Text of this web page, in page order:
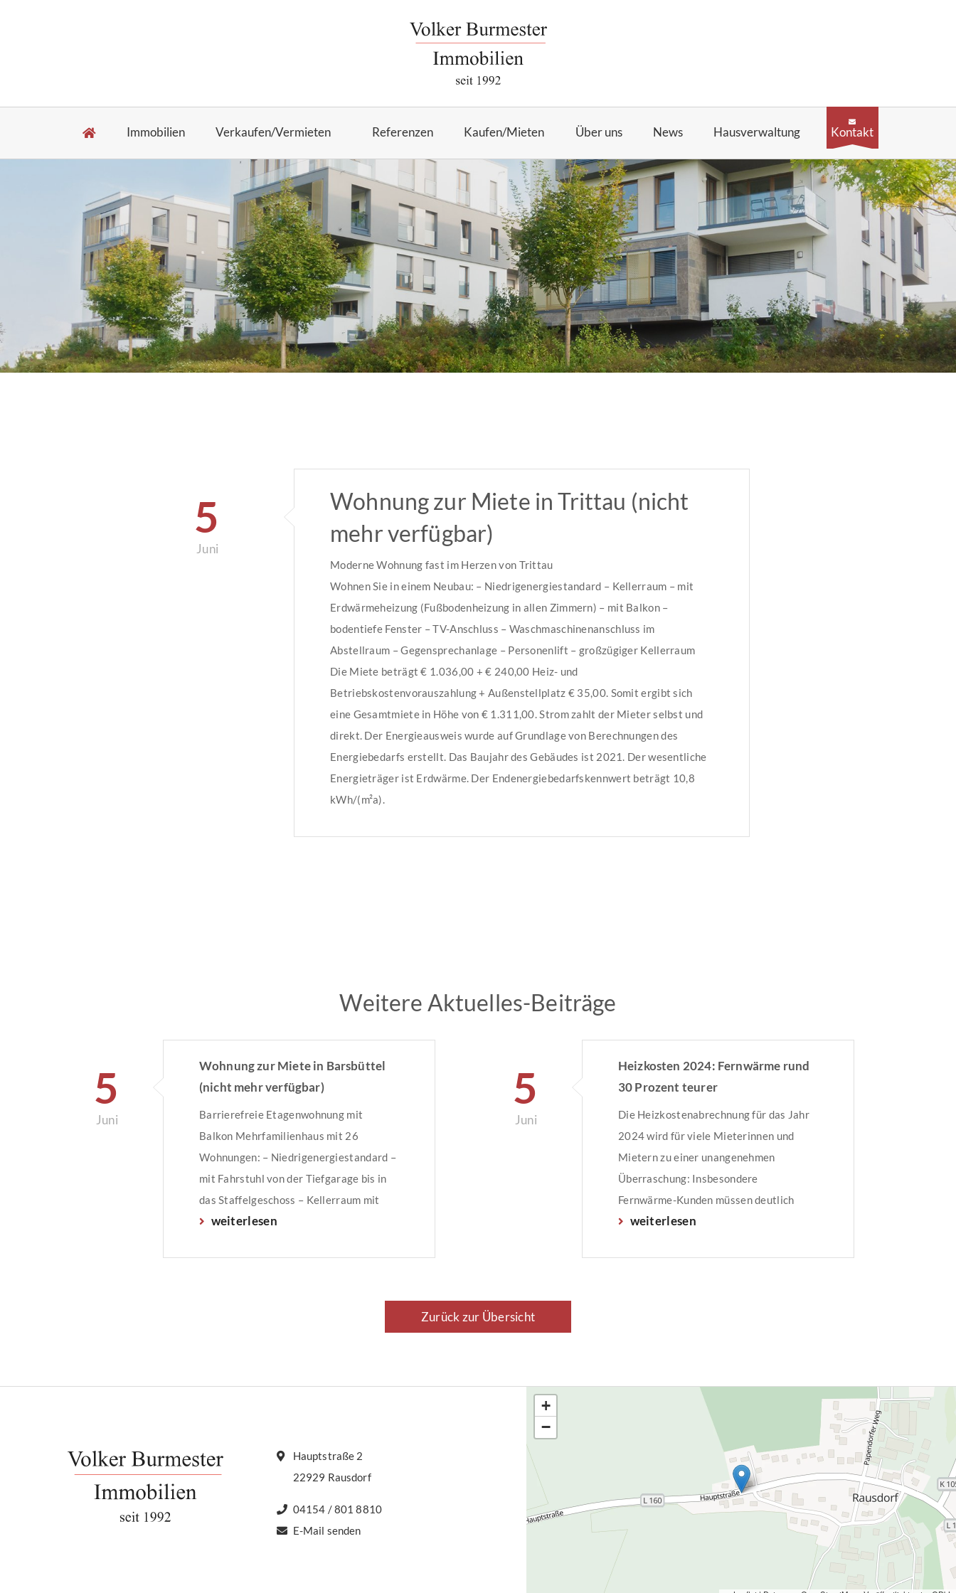
Immobilien Verkaufen/Vermieten Referenzen Kaufen/Mieten Über uns News Hausverwaltung Kontakt
5
Juni
Wohnung zur Miete in Trittau (nicht
mehr verfügbar)
Moderne Wohnung fast im Herzen von Trittau
Wohnen Sie in einem Neubau: – Niedrigenergiestandard – Kellerraum – mit
Erdwärmeheizung (Fußbodenheizung in allen Zimmern) – mit Balkon –
bodentiefe Fenster – TV-Anschluss – Waschmaschinenanschluss im
Abstellraum – Gegensprechanlage – Personenlift – großzügiger Kellerraum
Die Miete beträgt € 1.036,00 + € 240,00 Heiz- und
Betriebskostenvorauszahlung + Außenstellplatz € 35,00. Somit ergibt sich
eine Gesamtmiete in Höhe von € 1.311,00. Strom zahlt der Mieter selbst und
direkt. Der Energieausweis wurde auf Grundlage von Berechnungen des
Energiebedarfs erstellt. Das Baujahr des Gebäudes ist 2021. Der wesentliche
Energieträger ist Erdwärme. Der Endenergiebedarfskennwert beträgt 10,8
kWh/(m²a).
Weitere Aktuelles-Beiträge
5
Juni
Wohnung zur Miete in Barsbüttel
(nicht mehr verfügbar)
Barrierefreie Etagenwohnung mit
Balkon Mehrfamilienhaus mit 26
Wohnungen: – Niedrigenergiestandard –
mit Fahrstuhl von der Tiefgarage bis in
das Staffelgeschoss – Kellerraum mit
Licht und Steckdose – mit
weiterlesen
5
Juni
Heizkosten 2024: Fernwärme rund
30 Prozent teurer
Die Heizkostenabrechnung für das Jahr
2024 wird für viele Mieterinnen und
Mietern zu einer unangenehmen
Überraschung: Insbesondere
Fernwärme-​Kunden müssen deutlich
tiefer in die Tasche greifen. Für eine 70-
weiterlesen
Zurück zur Übersicht
+
−
Hauptstraße 2
22929 Rausdorf
04154 / 801 8810
E-Mail senden